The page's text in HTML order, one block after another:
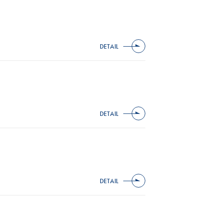
DETAIL
DETAIL
DETAIL